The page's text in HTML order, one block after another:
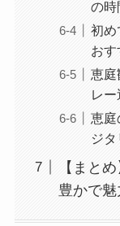
の時
初め
お
恵庭
レ
恵庭
ジタ
【まと
豊かで魅